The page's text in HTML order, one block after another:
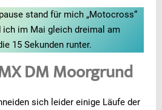
stand für mich „Motocross“
ich im Mai gleich dreimal am
15 Sekunden runter.
DM Moorgrund
sich leider einige Läufe der